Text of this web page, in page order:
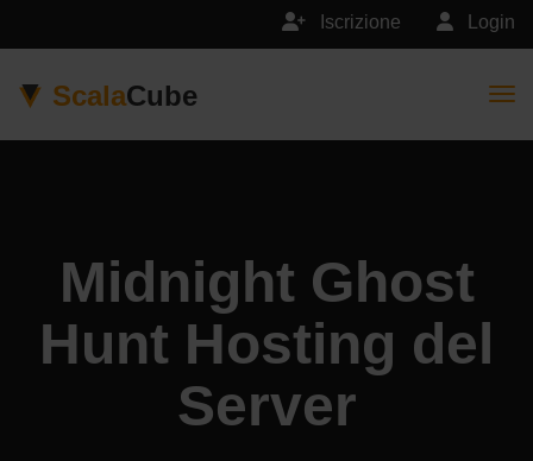
Login
Iscrizione
ScalaCube
Midnight Ghost
Hunt Hosting del
Server